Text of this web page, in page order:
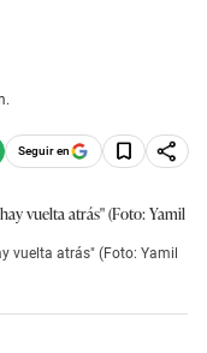
Seguir en
vuelta atrás" (Foto: Yamil